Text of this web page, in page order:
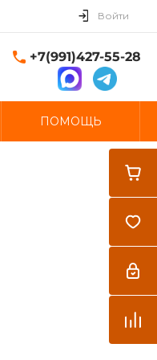
Войти
+7(991)427-55-28
ПОМОЩЬ